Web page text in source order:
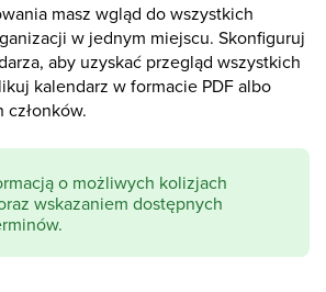
masz wgląd do wszystkich
w jednym miejscu. Skonfiguruj
aby uzyskać przegląd wszystkich
kalendarz w formacie PDF albo
o możliwych kolizjach
wskazaniem dostępnych